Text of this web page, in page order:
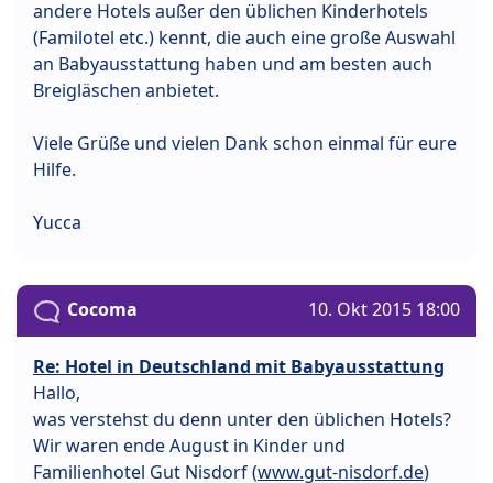
andere Hotels außer den üblichen Kinderhotels
(Familotel etc.) kennt, die auch eine große Auswahl
an Babyausstattung haben und am besten auch
Breigläschen anbietet.
Viele Grüße und vielen Dank schon einmal für eure
Hilfe.
Yucca
Cocoma 10. Okt 2015 18:00
Re: Hotel in Deutschland mit Babyausstattung
Hallo,
was verstehst du denn unter den üblichen Hotels?
Wir waren ende August in Kinder und
Familienhotel Gut Nisdorf (www.gut-nisdorf.de)